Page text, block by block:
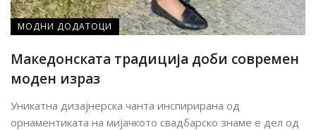
МОДНИ ДОДАТОЦИ
Македонската традиција доби современ
моден израз
Уникатна дизајнерска чанта инспирирана од
орнаментиката на мијачкото свадбарско знаме е дел од